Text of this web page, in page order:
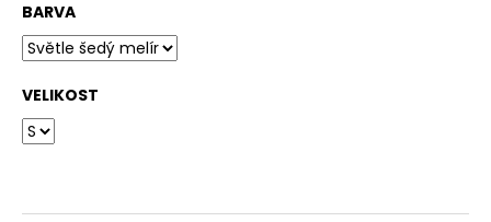
BARVA
VELIKOST
r
u
č
u
j
e